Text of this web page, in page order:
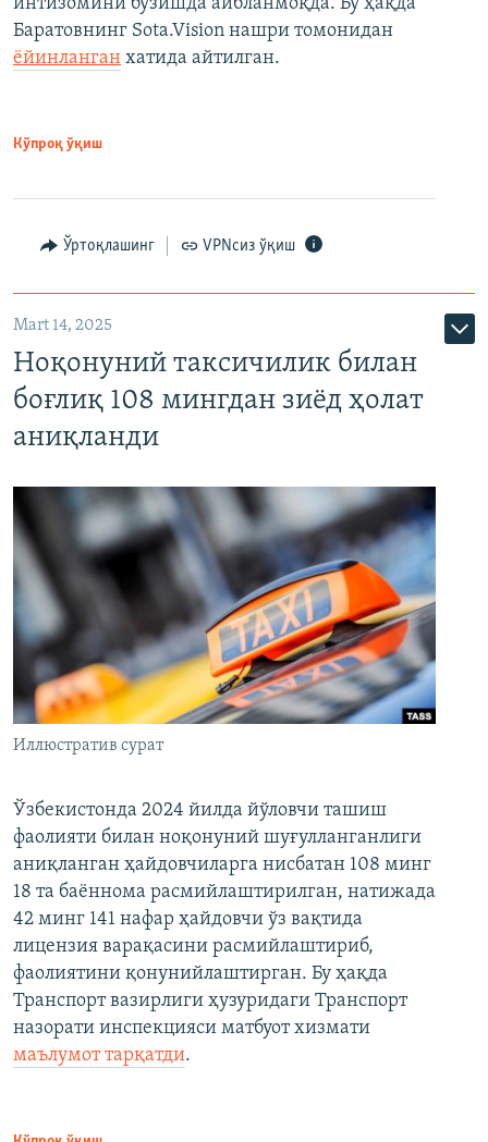
Баратовнинг Sota.Vision нашри томонидан
ёйинланган хатида айтилган.
Кўпроқ ўқиш
Ўртоқлашинг VPNсиз ўқиш
Mart 14, 2025
Ноқонуний таксичилик билан
боғлиқ 108 мингдан зиёд ҳолат
аниқланди
Иллюстратив сурат
Ўзбекистонда 2024 йилда йўловчи ташиш
фаолияти билан ноқонуний шуғулланганлиги
аниқланган ҳайдовчиларга нисбатан 108 минг
18 та баённома расмийлаштирилган, натижада
42 минг 141 нафар ҳайдовчи ўз вақтида
лицензия варақасини расмийлаштириб,
фаолиятини қонунийлаштирган. Бу ҳақда
Транспорт вазирлиги ҳузуридаги Транспорт
назорати инспекцияси матбуот хизмати
маълумот тарқатди.